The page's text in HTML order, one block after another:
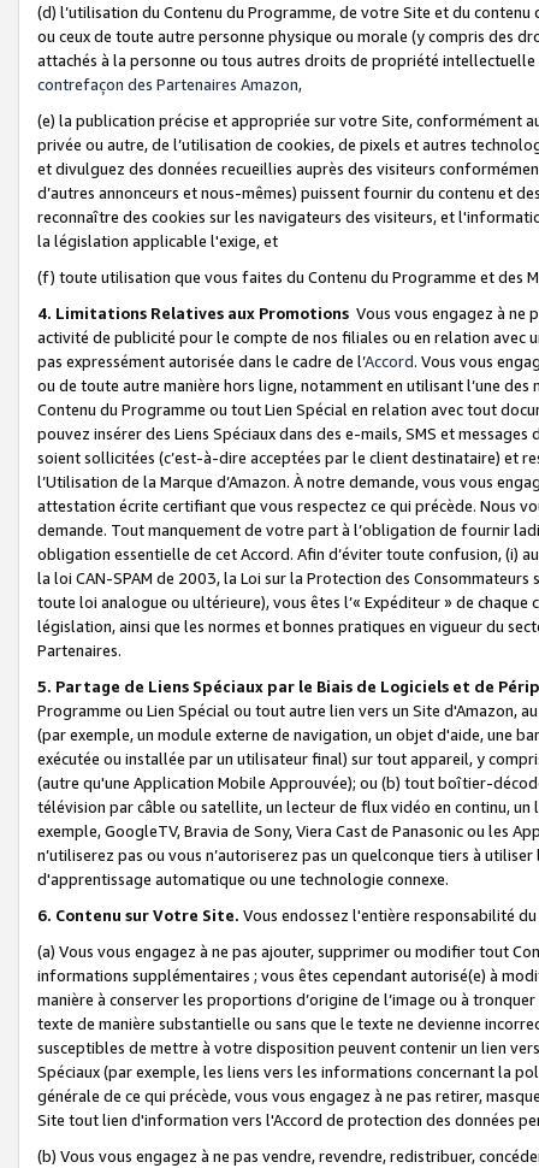
(d) l’utilisation du Contenu du Programme, de votre Site et du
ou ceux de toute autre personne physique ou morale (y compris des
attachés à la personne ou tous autres droits de propriété
contrefaçon des Partenaires Amazon,
(e) la publication précise et appropriée sur votre Site, conformément
privée ou autre, de l’utilisation de cookies, de pixels et autres
et divulguez des données recueillies auprès des visiteurs
d’autres annonceurs et nous-mêmes) puissent fournir du contenu et
reconnaître des cookies sur les navigateurs des visiteurs, et
la législation applicable l'exige, et
(f) toute utilisation que vous faites du Contenu du Programme et des
4. Limitations Relatives aux Promotions Vous vous engagez à ne
activité de publicité pour le compte de nos filiales ou en relation avec
pas expressément autorisée dans le cadre de l’Accord. Vous vous
ou de toute autre manière hors ligne, notamment en utilisant l’une
Contenu du Programme ou tout Lien Spécial en relation avec tout
pouvez insérer des Liens Spéciaux dans des e-mails, SMS et
soient sollicitées (c’est-à-dire acceptées par le client destinataire) et
l’Utilisation de la Marque d’Amazon. À notre demande, vous vous
attestation écrite certifiant que vous respectez ce qui précède. Nous
demande. Tout manquement de votre part à l’obligation de fournir
obligation essentielle de cet Accord. Afin d’éviter toute confusion, (i)
la loi CAN-SPAM de 2003, la Loi sur la Protection des
toute loi analogue ou ultérieure), vous êtes l’« Expéditeur » de
législation, ainsi que les normes et bonnes pratiques en vigueur du
Partenaires.
5. Partage de Liens Spéciaux par le Biais de Logiciels et de
Programme ou Lien Spécial ou tout autre lien vers un Site d'Amazon,
(par exemple, un module externe de navigation, un objet d'aide, une
exécutée ou installée par un utilisateur final) sur tout appareil, y
(autre qu'une Application Mobile Approuvée); ou (b) tout boîtier-
télévision par câble ou satellite, un lecteur de flux vidéo en continu,
exemple, GoogleTV, Bravia de Sony, Viera Cast de Panasonic ou les
n’utiliserez pas ou vous n’autoriserez pas un quelconque tiers à
d'apprentissage automatique ou une technologie connexe.
6. Contenu sur Votre Site. Vous endossez l'entière responsabilité
(a) Vous vous engagez à ne pas ajouter, supprimer ou modifier tout
informations supplémentaires ; vous êtes cependant autorisé(e) à
manière à conserver les proportions d’origine de l’image ou à
texte de manière substantielle ou sans que le texte ne devienne
susceptibles de mettre à votre disposition peuvent contenir un lien
Spéciaux (par exemple, les liens vers les informations concernant la
générale de ce qui précède, vous vous engagez à ne pas retirer,
Site tout lien d'information vers l'Accord de protection des données
(b) Vous vous engagez à ne pas vendre, revendre, redistribuer,